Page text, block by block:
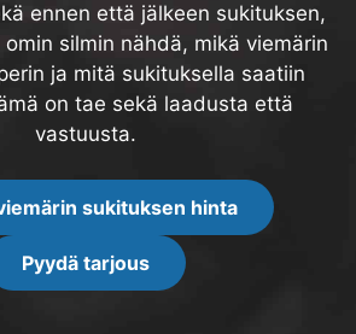
ennen että jälkeen sukituksen,
silmin nähdä, mikä viemärin
ja mitä sukituksella saatiin
on tae sekä laadusta että
vastuusta.
sukituksen hinta
Pyydä tarjous